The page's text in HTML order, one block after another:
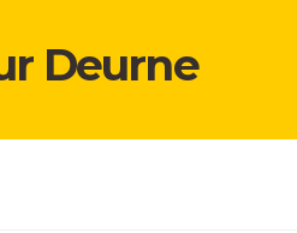
Deurne